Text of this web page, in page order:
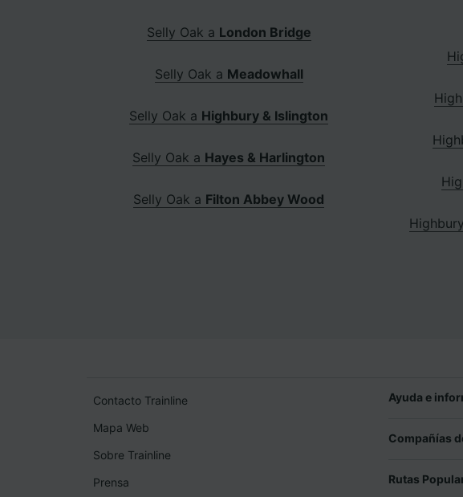
Selly Oak a London Bridge
Selly Oak a Meadowhall
Selly Oak a Highbury & Islington
Selly Oak a Hayes & Harlington
Selly Oak a Filton Abbey Wood
Contacto Trainline
Mapa Web
Sobre Trainline
Prensa
Ayuda e
Compañías
Rutas